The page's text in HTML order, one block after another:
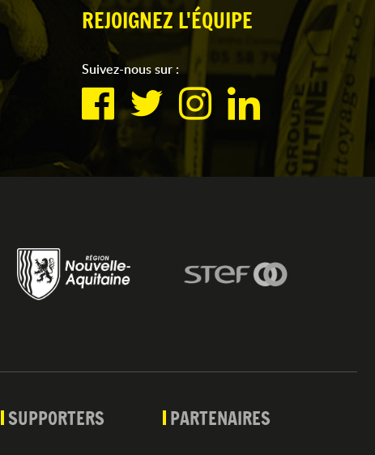
REJOIGNEZ L'ÉQUIPE
Suivez-nous sur :
SUPPORTERS PARTENAIRES